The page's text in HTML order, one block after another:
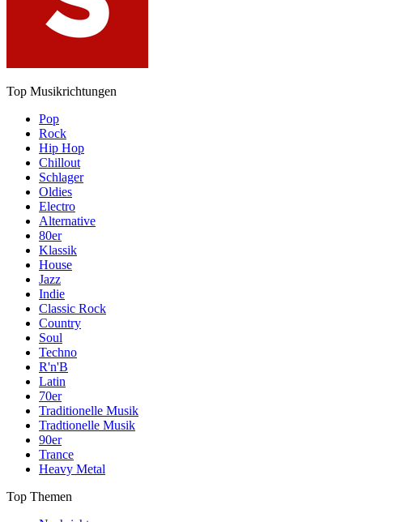
Top Musikrichtungen
Pop
Rock
Hip Hop
Chillout
Schlager
Oldies
Electro
Alternative
80er
Klassik
House
Jazz
Indie
Classic Rock
Country
Soul
Techno
R'n'B
Latin
70er
Traditionelle Musik
Tradtionelle Musik
90er
Trance
Heavy Metal
Top Themen